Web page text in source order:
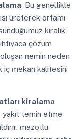
Bu genellikle
üreterek ortamı
kiralık
çözüm
oluşan nemin neden
iç mekan kalitesini
kiralama
temin etme
mazotlu